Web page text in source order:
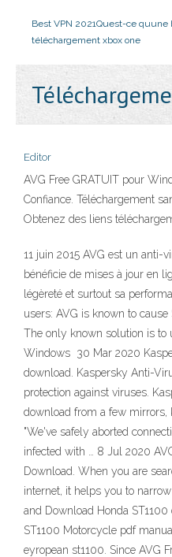
Best VPN 2021Quest-ce quune
téléchargement xbox one
Editor
AVG Free GRATUIT pour
Confiance. Téléchargement
Obtenez des liens
11 juin 2015 AVG est un anti-
bénéficie de mises à jour en
légèreté et surtout sa
users: AVG is known to cause
The only known solution is to
Windows 30 Mar 2020
download. Kaspersky Anti-
protection against viruses.
download from a few mirrors,
"We've safely aborted
infected with … 8 Jul 2020
Download. When you are
internet, it helps you to
and Download Honda
ST1100 Motorcycle pdf
eyropean st1100. Since AVG